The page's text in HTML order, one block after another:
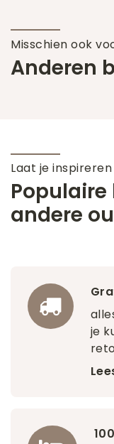
Misschien ook
Anderen
Laat je inspireren
Populaire
andere
je